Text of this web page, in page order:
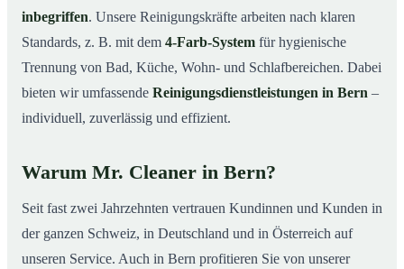
inbegriffen. Unsere Reinigungskräfte arbeiten nach klaren
Standards, z. B. mit dem 4-Farb-System für hygienische
Trennung von Bad, Küche, Wohn- und Schlafbereichen. Dabei
bieten wir umfassende Reinigungsdienstleistungen in Bern –
individuell, zuverlässig und effizient.
Warum Mr. Cleaner in Bern?
Seit fast zwei Jahrzehnten vertrauen Kundinnen und Kunden in
der ganzen Schweiz, in Deutschland und in Österreich auf
unseren Service. Auch in Bern profitieren Sie von unserer